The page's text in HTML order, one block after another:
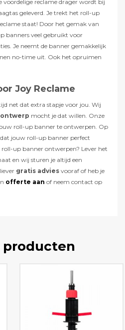
voordelige reclame drager wordt bij
geleverd. Je trekt het roll-up
staat! Door het gemak van
banners veel gebruikt voor
Je neemt de banner gemakkelijk
no-time uit. Ook het opruimen
Joy Reclame
net dat extra stapje voor jou. Wij
mocht je dat willen. Onze
roll-up banner te ontwerpen. Op
jouw roll-up banner perfect
up banner ontwerpen? Lever het
en wij sturen je altijd een
gratis advies vooraf of heb je
offerte aan of neem contact op
producten